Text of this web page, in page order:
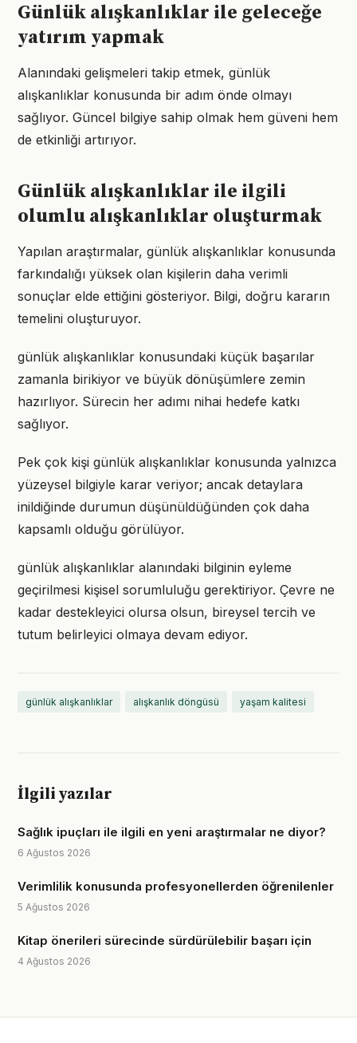
Günlük alışkanlıklar ile geleceğe
yatırım yapmak
Alanındaki gelişmeleri takip etmek, günlük
alışkanlıklar konusunda bir adım önde olmayı
sağlıyor. Güncel bilgiye sahip olmak hem güveni hem
de etkinliği artırıyor.
Günlük alışkanlıklar ile ilgili
olumlu alışkanlıklar oluşturmak
Yapılan araştırmalar, günlük alışkanlıklar konusunda
farkındalığı yüksek olan kişilerin daha verimli
sonuçlar elde ettiğini gösteriyor. Bilgi, doğru kararın
temelini oluşturuyor.
günlük alışkanlıklar konusundaki küçük başarılar
zamanla birikiyor ve büyük dönüşümlere zemin
hazırlıyor. Sürecin her adımı nihai hedefe katkı
sağlıyor.
Pek çok kişi günlük alışkanlıklar konusunda yalnızca
yüzeysel bilgiyle karar veriyor; ancak detaylara
inildiğinde durumun düşünüldüğünden çok daha
kapsamlı olduğu görülüyor.
günlük alışkanlıklar alanındaki bilginin eyleme
geçirilmesi kişisel sorumluluğu gerektiriyor. Çevre ne
kadar destekleyici olursa olsun, bireysel tercih ve
tutum belirleyici olmaya devam ediyor.
günlük alışkanlıklar alışkanlık döngüsü yaşam kalitesi
İlgili yazılar
Sağlık ipuçları ile ilgili en yeni araştırmalar ne diyor?
6 Ağustos 2026
Verimlilik konusunda profesyonellerden öğrenilenler
5 Ağustos 2026
Kitap önerileri sürecinde sürdürülebilir başarı için
4 Ağustos 2026